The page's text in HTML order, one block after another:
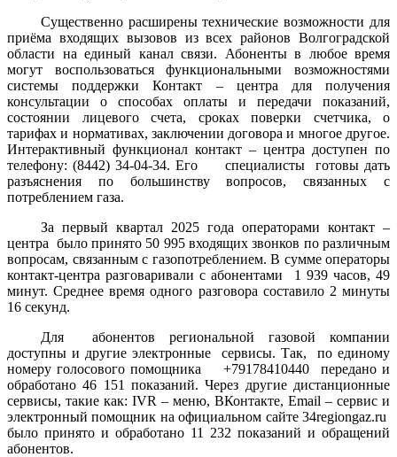
Существенно расширены технические возможности для
приёма входящих вызовов из всех районов Волгоградской
области на единый канал связи. Абоненты в любое время
могут воспользоваться функциональными возможностями
системы поддержки Контакт – центра для получения
консультации о способах оплаты и передачи показаний,
состоянии лицевого счета, сроках поверки счетчика, о
тарифах и нормативах, заключении договора и многое другое.
Интерактивный функционал контакт – центра доступен по
телефону: (8442) 34-04-34. Его специалисты готовы дать
разъяснения по большинству вопросов, связанных с
потреблением газа.
За первый квартал 2025 года операторами контакт –
центра было принято 50 995 входящих звонков по различным
вопросам, связанным с газопотреблением. В сумме операторы
контакт-центра разговаривали с абонентами 1 939 часов, 49
минут. Среднее время одного разговора составило 2 минуты
16 секунд.
Для абонентов региональной газовой компании
доступны и другие электронные сервисы. Так, по единому
номеру голосового помощника +79178410440 передано и
обработано 46 151 показаний. Через другие дистанционные
сервисы, такие как: IVR – меню, ВКонтакте, Email – сервис и
электронный помощник на официальном сайте 34regiongaz.ru
было принято и обработано 11 232 показаний и обращений
абонентов.